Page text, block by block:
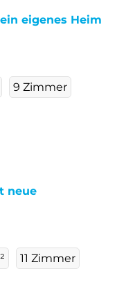
eigenes Heim
9 Zimmer
neue
11 Zimmer